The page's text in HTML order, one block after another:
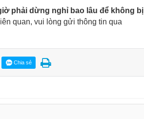
phải dừng nghỉ bao lâu để không bị
quan, vui lòng gửi thông tin qua
Chia sẻ